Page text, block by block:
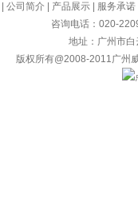
公司简介 产品展示 服务承诺
咨询电话：020-
地址：广州市
版权所有@2008-2011广州